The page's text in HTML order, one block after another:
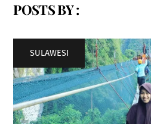
POSTS BY :
SULAWESI